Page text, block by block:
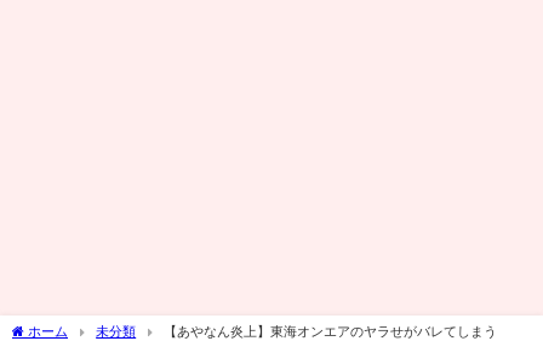
ホーム 未分類 【あやなん炎上】東海オンエアのヤラせがバレてしまう